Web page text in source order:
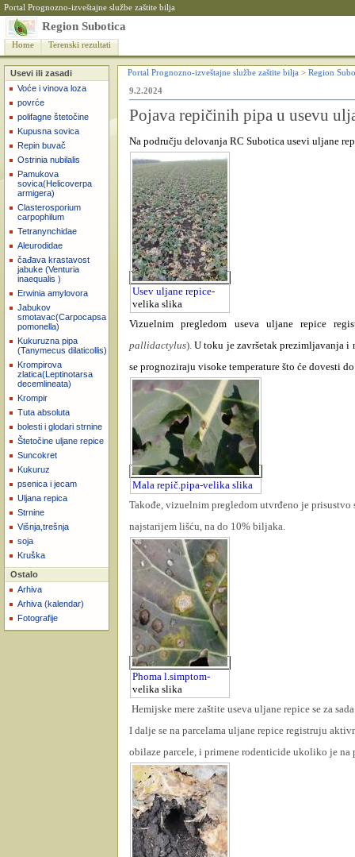
Portal Prognozno-izveštajne službe zaštite bilja
Region Subotica
Home Terenski rezultati
Usevi ili zasadi
Voće i vinova loza
povrće
polifagne štetočine
Kupusna sovica
Repin buvač
Ostrinia nubilalis
Pamukova
sovica(Helicoverpa
armigera)
Clasterosporium
carpophilum
Tetranynchidae
Aleurodidae
čađava krastavost
jabuke (Venturia
inaequalis )
Erwinia amylovora
Jabukov
smotavac(Carpocapsa
pomonella)
Kukuruzna pipa
(Tanymecus dilaticollis)
Krompirova
zlatica(Leptinotarsa
decemlineata)
Krompir
Tuta absoluta
bolesti i glodari strnine
Štetočine uljane repice
Suncokret
Kukuruz
psenica i jecam
Uljana repica
Strnine
Višnja,trešnja
soja
Kruška
Ostalo
Arhiva
Arhiva (kalendar)
Fotografije
Portal Prognozno-izveštajne službe zaštite bilja > Region
9.2.2024
Pojava repičinih pipa u usevu
Na području delovanja RC Subotica usevi uljane
Usev uljane repice-
velika slika
Vizuelnim pregledom useva uljane repice
pallidactylus). U toku je završetak prezimljavanja i
se prognoziraju visoke temperature što će dovesti
Mala repič.pipa-velika slika
Takođe, vizuelnim pregledom utvrđeno je
najstarijem lišću, na do 10% biljaka.
Phoma l.simptom-
velika slika
Hemijske mere zaštite useva uljane repice se za
I dalje se na parcelama uljane repice registruju
obilaze parcele, i primene rodenticide ukoliko je na